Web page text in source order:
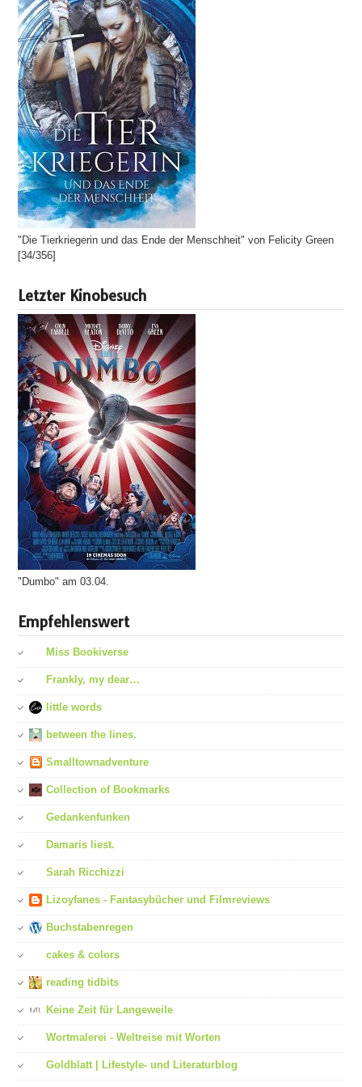
"Die Tierkriegerin und das Ende der Menschheit" von Felicity Green
[34/356]
Letzter Kinobesuch
"Dumbo" am 03.04.
Empfehlenswert
Miss Bookiverse
Frankly, my dear…
little words
between the lines.
Smalltownadventure
Collection of Bookmarks
Gedankenfunken
Damaris liest.
Sarah Ricchizzi
Lizoyfanes - Fantasybücher und Filmreviews
Buchstabenregen
cakes & colors
reading tidbits
Keine Zeit für Langeweile
Wortmalerei - Weltreise mit Worten
Goldblatt | Lifestyle- und Literaturblog